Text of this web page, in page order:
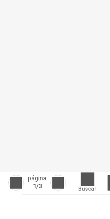
página
1/3 Buscar